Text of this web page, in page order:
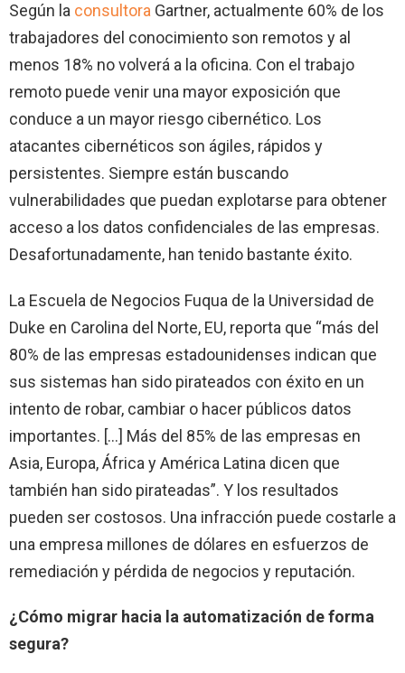
Según la consultora Gartner, actualmente 60% de los
trabajadores del conocimiento son remotos y al
menos 18% no volverá a la oficina. Con el trabajo
remoto puede venir una mayor exposición que
conduce a un mayor riesgo cibernético. Los
atacantes cibernéticos son ágiles, rápidos y
persistentes. Siempre están buscando
vulnerabilidades que puedan explotarse para obtener
acceso a los datos confidenciales de las empresas.
Desafortunadamente, han tenido bastante éxito.
La Escuela de Negocios Fuqua de la Universidad de
Duke en Carolina del Norte, EU, reporta que “más del
80% de las empresas estadounidenses indican que
sus sistemas han sido pirateados con éxito en un
intento de robar, cambiar o hacer públicos datos
importantes. […] Más del 85% de las empresas en
Asia, Europa, África y América Latina dicen que
también han sido pirateadas”. Y los resultados
pueden ser costosos. Una infracción puede costarle a
una empresa millones de dólares en esfuerzos de
remediación y pérdida de negocios y reputación.
¿Cómo migrar hacia la automatización de forma
segura?